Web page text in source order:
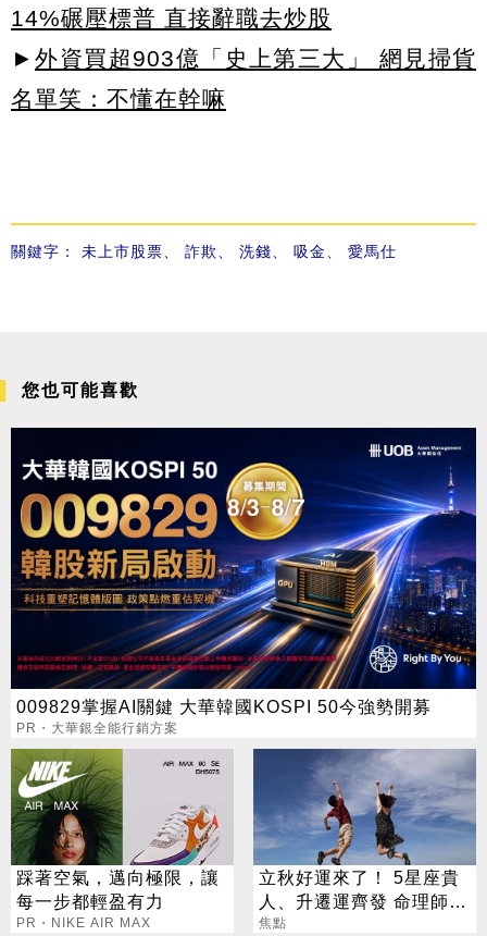
14%碾壓標普 直接辭職去炒股
► 外資買超903億「史上第三大」 網見掃貨
名單笑：不懂在幹嘛
關鍵字： 未上市股票、 詐欺、 洗錢、 吸金、 愛馬仕
您也可能喜歡
009829掌握AI關鍵 大華韓國KOSPI 50今強勢開募
PR・大華銀全能行銷方案
踩著空氣，邁向極限，讓
每一步都輕盈有力
PR・NIKE AIR MAX
立秋好運來了！ 5星座貴
人、升遷運齊發 命理師：
把握黃金轉運期
焦點